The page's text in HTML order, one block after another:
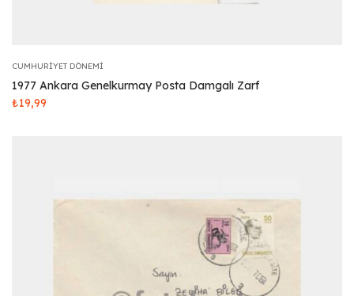
CUMHURIYET DÖNEMI
1977 Ankara Genelkurmay Posta Damgalı Zarf
₺19,99